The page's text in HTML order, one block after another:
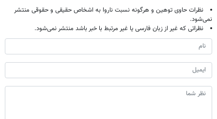
نظرات حاوی توهین و هرگونه نسبت ناروا به اشخاص حقیقی و حقوقی منتشر
نمی‌شود.
نظراتی که غیر از زبان فارسی یا غیر مرتبط با خبر باشد منتشر نمی‌شود.